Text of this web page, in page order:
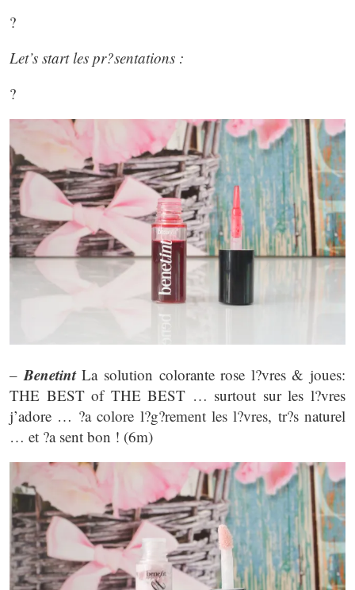
?
Let’s start les pr?sentations :
?
– BenetintLa solution colorante rose l?vres & joues:
THE BEST of THE BEST … surtout sur les l?vres
j’adore … ?a colore l?g?rement les l?vres, tr?s naturel
… et ?a sent bon ! (6m)